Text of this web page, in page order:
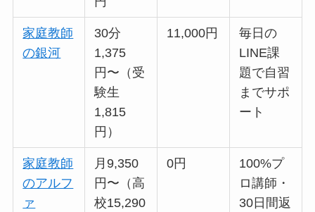
家庭教師
の銀河
30分
1,375
円〜（受
験生
1,815
円）
11,000円
毎日の
LINE課
題で自習
までサポ
ート
家庭教師
のアルフ
ァ
月9,350
円〜（高
校15,290
0円
100%プ
ロ講師・
30日間返